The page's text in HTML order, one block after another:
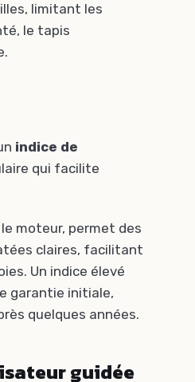
limitant les
le tapis
indice de
qui facilite
moteur, permet des
claires, facilitant
Un indice élevé
garantie initiale,
quelques années.
guidée